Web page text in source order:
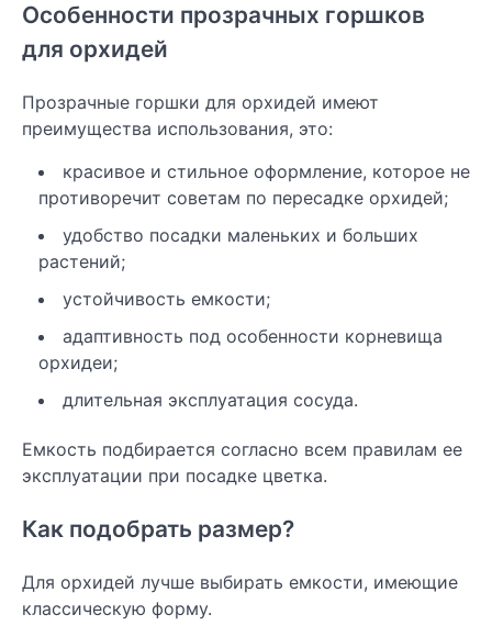
Особенности прозрачных горшков
для орхидей
Прозрачные горшки для орхидей имеют
преимущества использования, это:
красивое и стильное оформление, которое не
противоречит советам по пересадке орхидей;
удобство посадки маленьких и больших
растений;
устойчивость емкости;
адаптивность под особенности корневища
орхидеи;
длительная эксплуатация сосуда.
Емкость подбирается согласно всем правилам ее
эксплуатации при посадке цветка.
Как подобрать размер?
Для орхидей лучше выбирать емкости, имеющие
классическую форму.